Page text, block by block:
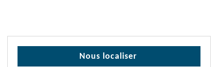
Nous localiser